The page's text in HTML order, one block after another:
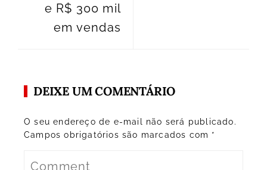
e R$ 300 mil
em vendas
DEIXE UM COMENTÁRIO
O seu endereço de e-mail não será publicado.
Campos obrigatórios são marcados com *